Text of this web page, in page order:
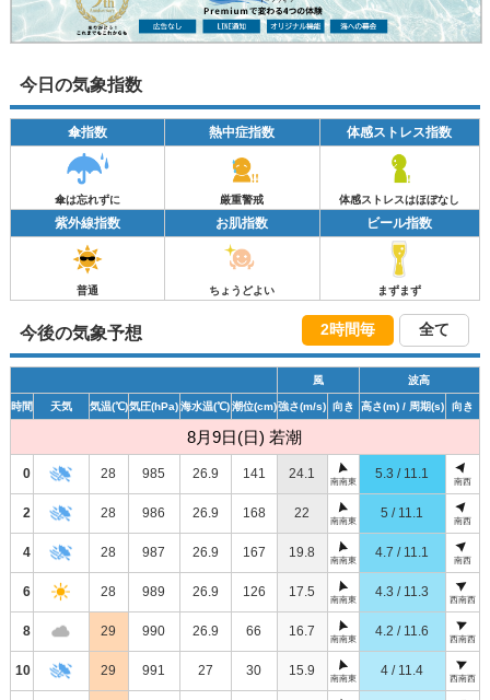
今日の気象指数
傘指数 熱中症指数 体感ストレス指数
傘は忘れずに 厳重警戒 体感ストレスはほぼなし
紫外線指数 お肌指数 ビール指数
普通 ちょうどよい まずまず
今後の気象予想 2時間毎 全て
風 波高
時間 天気 気温(℃)気圧(hPa) 海水温(℃)潮位(cm)強さ(m/s) 向き 高さ(m)/ 周期(s) 向き
8月9日(日) 若潮
0 28 985 26.9 141 24.1
南南東
5.3 / 11.1
南西
2 28 986 26.9 168 22
南南東
5 / 11.1
南西
4 28 987 26.9 167 19.8
南南東
4.7 / 11.1
南西
6 28 989 26.9 126 17.5
南南東
4.3 / 11.3
西南西
8 29 990 26.9 66 16.7
南南東
4.2 / 11.6
西南西
10 29 991 27 30 15.9
南南東
4 / 11.4
西南西